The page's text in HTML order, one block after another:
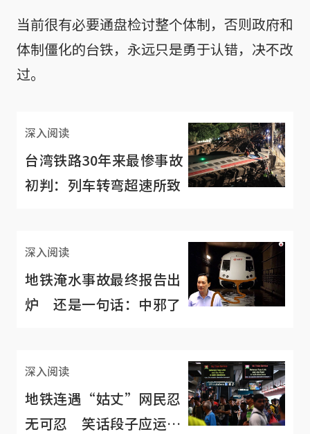
当前很有必要通盘检讨整个体制，否则政府和
体制僵化的台铁，永远只是勇于认错，决不改
过。
深入阅读
台湾铁路30年来最惨事故
初判：列车转弯超速所致
深入阅读
地铁淹水事故最终报告出
炉 还是一句话：中邪了
深入阅读
地铁连遇“姑丈”网民忍
无可忍 笑话段子应运而